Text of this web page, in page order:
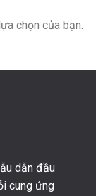
chọn của bạn.
dẫn đầu
cung ứng